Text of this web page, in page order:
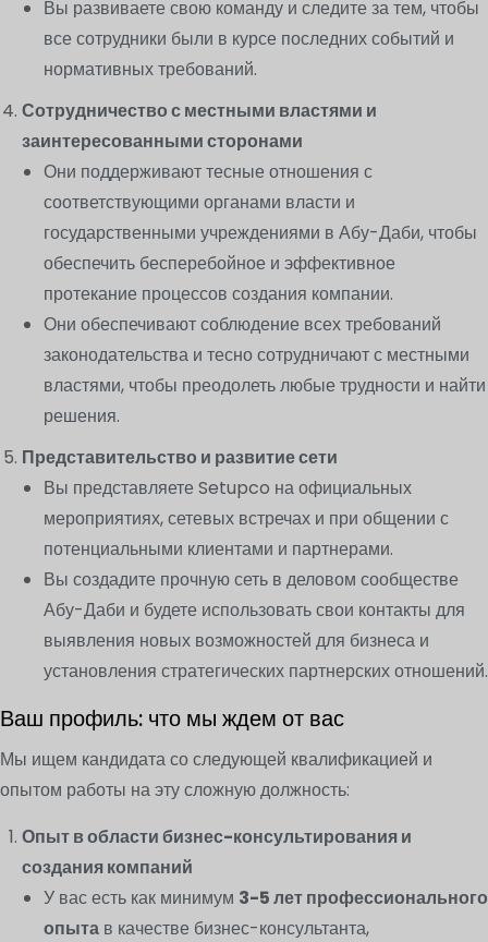
Вы развиваете свою команду и следите за тем, чтобы
все сотрудники были в курсе последних событий и
нормативных требований.
Сотрудничество с местными властями и
заинтересованными сторонами
Они поддерживают тесные отношения с
соответствующими органами власти и
государственными учреждениями в Абу-Даби, чтобы
обеспечить бесперебойное и эффективное
протекание процессов создания компании.
Они обеспечивают соблюдение всех требований
законодательства и тесно сотрудничают с местными
властями, чтобы преодолеть любые трудности и найти
решения.
Представительство и развитие сети
Вы представляете Setupco на официальных
мероприятиях, сетевых встречах и при общении с
потенциальными клиентами и партнерами.
Вы создадите прочную сеть в деловом сообществе
Абу-Даби и будете использовать свои контакты для
выявления новых возможностей для бизнеса и
установления стратегических партнерских отношений.
Ваш профиль: что мы ждем от вас
Мы ищем кандидата со следующей квалификацией и
опытом работы на эту сложную должность:
Опыт в области бизнес-консультирования и
создания компаний
У вас есть как минимум 3-5 лет профессионального
опыта в качестве бизнес-консультанта,